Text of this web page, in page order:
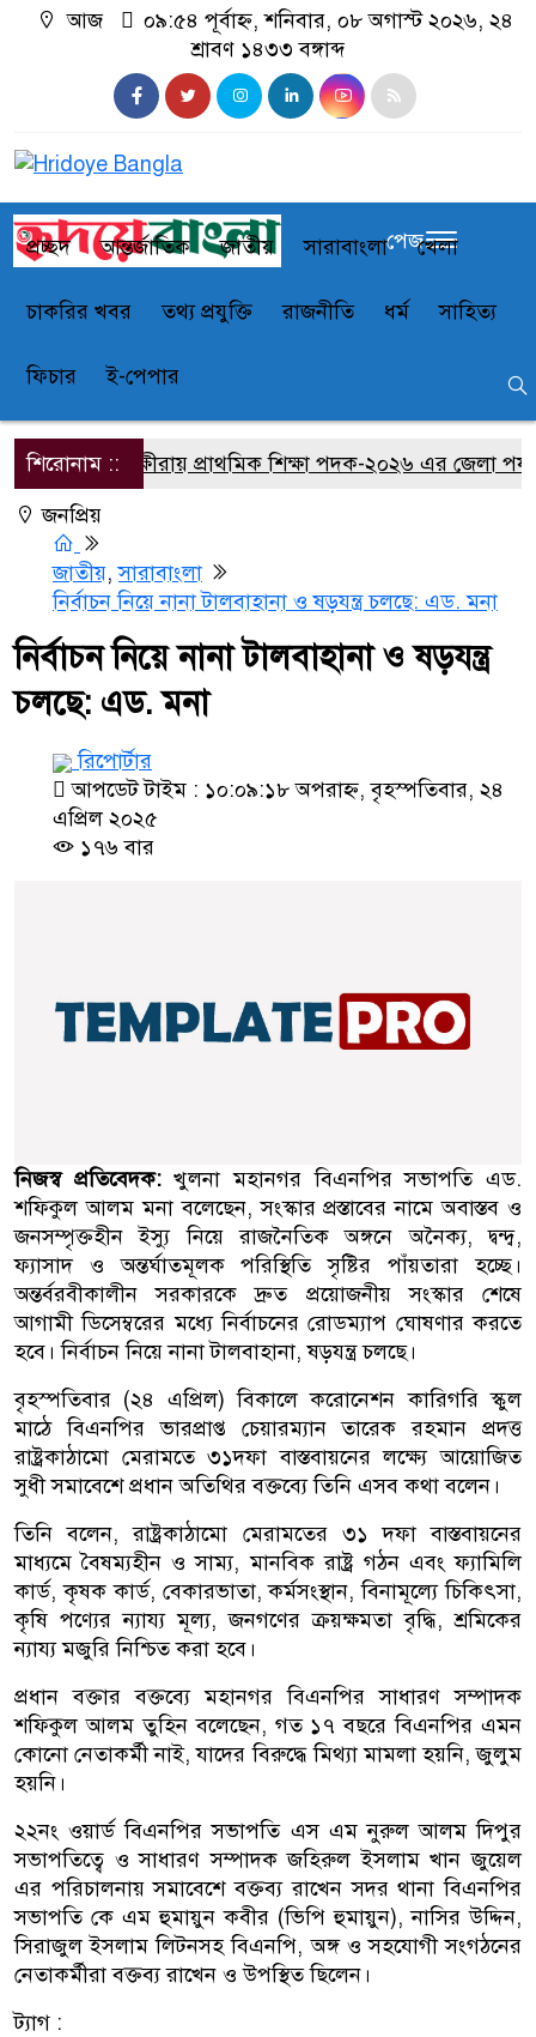
আজ
০৯:৫৪ পূর্বাহ্ন, শনিবার, ০৮ অগাস্ট ২০২৬, ২৪
শ্রাবণ ১৪৩৩ বঙ্গাব্দ
প্রচ্ছদ আন্তর্জাতিক জাতীয় সারাবাংলা খেলা
চাকরির খবর তথ্য প্রযুক্তি রাজনীতি ধর্ম সাহিত্য
ফিচার ই-পেপার
পেজ
শিরোনাম ::
সাতক্ষীরায় প্রাথমিক শিক্ষা পদক-২০২৬ এর জেলা পর্যায়ের
জাতীয়,সারাবাংলা
নির্বাচন নিয়ে নানা টালবাহানা ও ষড়যন্ত্র চলছে: এড. মনা
নির্বাচন নিয়ে নানা টালবাহানা ও ষড়যন্ত্র
চলছে: এড. মনা
রিপোর্টার
আপডেট টাইম : ১০:০৯:১৮ অপরাহ্ন, বৃহস্পতিবার, ২৪
এপ্রিল ২০২৫
১৭৬ বার
নিজস্ব প্রতিবেদক:খুলনা মহানগর বিএনপির সভাপতি এড.
শফিকুল আলম মনা বলেছেন, সংস্কার প্রস্তাবের নামে অবাস্তব ও
জনসম্পৃক্তহীন ইস্যু নিয়ে রাজনৈতিক অঙ্গনে অনৈক্য, দ্বন্দ্ব,
ফ্যাসাদ ও অন্তর্ঘাতমূলক পরিস্থিতি সৃষ্টির পাঁয়তারা হচ্ছে।
অন্তর্বরবীকালীন সরকারকে দ্রুত প্রয়োজনীয় সংস্কার শেষে
আগামী ডিসেম্বরের মধ্যে নির্বাচনের রোডম্যাপ ঘোষণার করতে
হবে। নির্বাচন নিয়ে নানা টালবাহানা, ষড়যন্ত্র চলছে।
বৃহস্পতিবার (২৪ এপ্রিল) বিকালে করোনেশন কারিগরি স্কুল
মাঠে বিএনপির ভারপ্রাপ্ত চেয়ারম্যান তারেক রহমান প্রদত্ত
রাষ্ট্রকাঠামো মেরামতে ৩১দফা বাস্তবায়নের লক্ষ্যে আয়োজিত
সুধী সমাবেশে প্রধান অতিথির বক্তব্যে তিনি এসব কথা বলেন।
তিনি বলেন, রাষ্ট্রকাঠামো মেরামতের ৩১ দফা বাস্তবায়নের
মাধ্যমে বৈষম্যহীন ও সাম্য, মানবিক রাষ্ট্র গঠন এবং ফ্যামিলি
কার্ড, কৃষক কার্ড, বেকারভাতা, কর্মসংস্থান, বিনামূল্যে চিকিৎসা,
কৃষি পণ্যের ন্যায্য মূল্য, জনগণের ক্রয়ক্ষমতা বৃদ্ধি, শ্রমিকের
ন্যায্য মজুরি নিশ্চিত করা হবে।
প্রধান বক্তার বক্তব্যে মহানগর বিএনপির সাধারণ সম্পাদক
শফিকুল আলম তুহিন বলেছেন, গত ১৭ বছরে বিএনপির এমন
কোনো নেতাকর্মী নাই, যাদের বিরুদ্ধে মিথ্যা মামলা হয়নি, জুলুম
হয়নি।
২২নং ওয়ার্ড বিএনপির সভাপতি এস এম নুরুল আলম দিপুর
সভাপতিত্বে ও সাধারণ সম্পাদক জহিরুল ইসলাম খান জুয়েল
এর পরিচালনায় সমাবেশে বক্তব্য রাখেন সদর থানা বিএনপির
সভাপতি কে এম হুমায়ুন কবীর (ভিপি হুমায়ুন), নাসির উদ্দিন,
সিরাজুল ইসলাম লিটনসহ বিএনপি, অঙ্গ ও সহযোগী সংগঠনের
নেতাকর্মীরা বক্তব্য রাখেন ও উপস্থিত ছিলেন।
ট্যাগ :
জনপ্রিয়